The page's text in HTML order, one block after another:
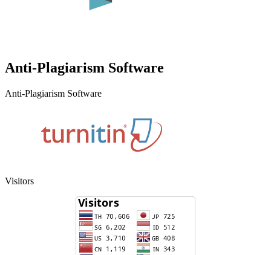
Anti-Plagiarism Software
Anti-Plagiarism Software
Visitors